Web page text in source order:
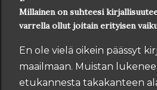
Millainen on suhteesi
varrella ollut joitain erityisen
En ole vielä oikein päässyt
maailmaan. Muistan
etukannesta takakanteen